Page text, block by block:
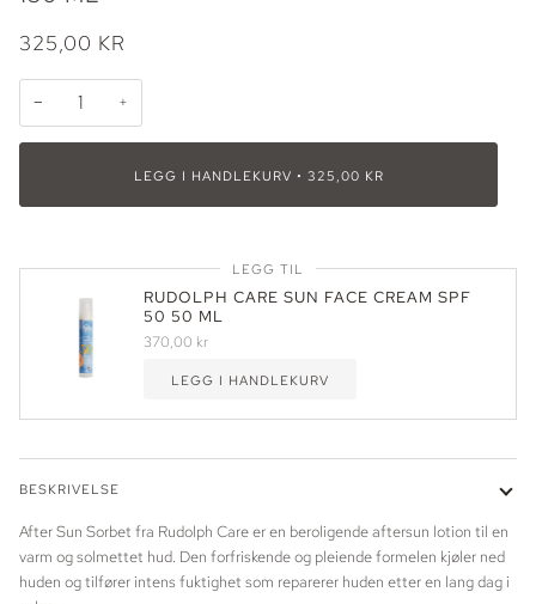
325,00 KR
− +
LEGG I HANDLEKURV • 325,00 KR
LEGG TIL
RUDOLPH CARE SUN FACE CREAM SPF
50 50 ML
370,00 kr
LEGG I HANDLEKURV
BESKRIVELSE
After Sun Sorbet fra Rudolph Care er en beroligende aftersun lotion til en
varm og solmettet hud. Den forfriskende og pleiende formelen kjøler ned
huden og tilfører intens fuktighet som reparerer huden etter en lang dag i